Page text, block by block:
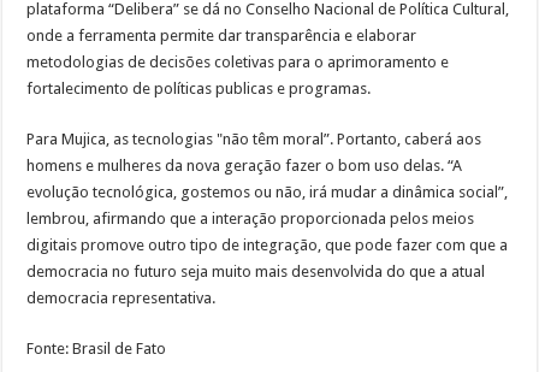
plataforma “Delibera” se dá no Conselho Nacional de Política Cultural,
onde a ferramenta permite dar transparência e elaborar
metodologias de decisões coletivas para o aprimoramento e
fortalecimento de políticas publicas e programas.
Para Mujica, as tecnologias "não têm moral”. Portanto, caberá aos
homens e mulheres da nova geração fazer o bom uso delas. “A
evolução tecnológica, gostemos ou não, irá mudar a dinâmica social”,
lembrou, afirmando que a interação proporcionada pelos meios
digitais promove outro tipo de integração, que pode fazer com que a
democracia no futuro seja muito mais desenvolvida do que a atual
democracia representativa.
Fonte: Brasil de Fato